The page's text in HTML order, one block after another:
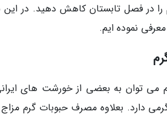
در فصل تابستان کاهش دهید. در این
نموده ایم.
می توان به بعضی از خورشت های
دارد. بعلاوه مصرف حبوبات گرم